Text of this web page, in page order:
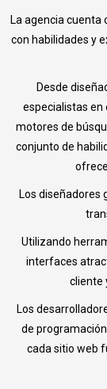
La agencia cuenta
con habilidades y
Desde
especialistas en
motores de
conjunto de
Los diseñadores
Utilizando
interfaces
cliente
Los
de
cada sitio web